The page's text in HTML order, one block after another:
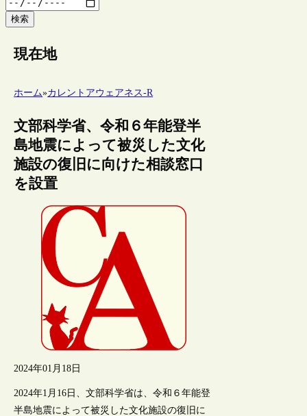
検索
現在地
ホーム»カレントアウェアネス-R
文部科学省、令和６年能登半
島地震によって被災した文化
施設の復旧に向けた相談窓口
を設置
2024年01月18日
2024年1月16日、文部科学省は、令和６年能登
半島地震によって被災した文化施設の復旧に